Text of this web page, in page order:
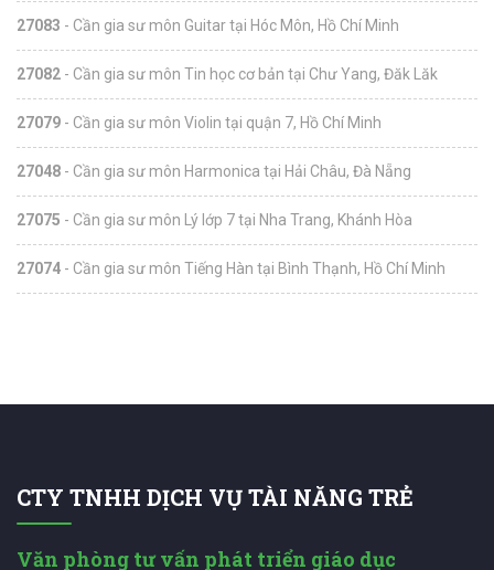
27083 - Cần gia sư môn Guitar tại Hóc Môn, Hồ Chí Minh
27082 - Cần gia sư môn Tin học cơ bản tại Chư Yang, Đăk Lăk
27079 - Cần gia sư môn Violin tại quận 7, Hồ Chí Minh
27048 - Cần gia sư môn Harmonica tại Hải Châu, Đà Nẵng
27075 - Cần gia sư môn Lý lớp 7 tại Nha Trang, Khánh Hòa
27074 - Cần gia sư môn Tiếng Hàn tại Bình Thạnh, Hồ Chí Minh
CTY TNHH DỊCH VỤ TÀI NĂNG TRẺ
Văn phòng tư vấn phát triển giáo dục